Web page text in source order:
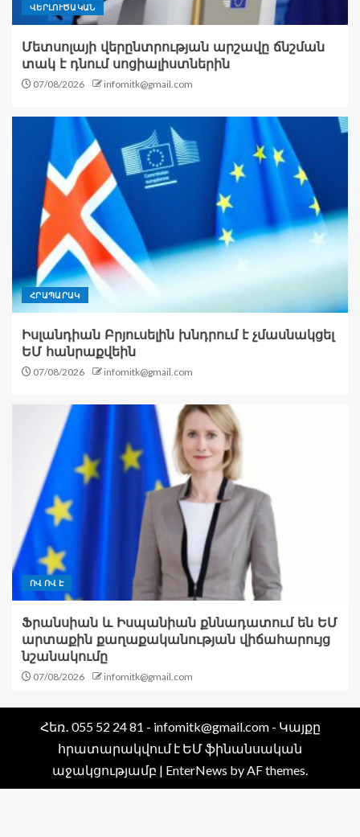
ՎԵՐԼՈՒԾԱԿԱՆ
Մետսոլայի վերընտրության արշավը ճնշման
տակ է դնում սոցիալիստներին
07/08/2026 infomitk@gmail.com
ՀՐԱՊԱՐԱԿ
Իսլանդիան Բրյուսելին խնդրում է չմասնակցել
ԵՄ հանրաքվեին
07/08/2026 infomitk@gmail.com
ՈՎ ՈՎ Է
Ֆրանսիան և Իսպանիան քննադատում են ԵՄ
արտաքին քաղաքականության վիճահարույց
նշանակումը
07/08/2026 infomitk@gmail.com
Հեռ․ 055 52 24 81 - infomitk@gmail.com - Կայքը
հրատարակվում է ԵՄ ֆինանսական
աջակցությամբ | EnterNews by AF themes.